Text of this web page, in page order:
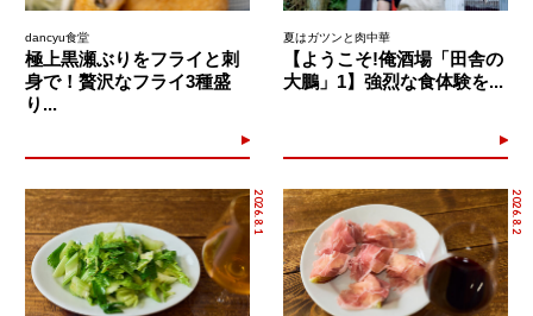
dancyu食堂
極上黒瀬ぶりをフライと刺
身で！贅沢なフライ3種盛
り...
夏はガツンと肉中華
【ようこそ!俺酒場「田舎の
大鵬」1】強烈な食体験を...
2026.8.1 2026.8.2